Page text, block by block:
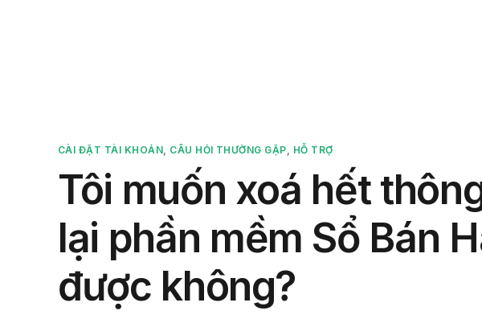
CÀI ĐẶT TÀI KHOẢN, CÂU HỎI THƯỜNG GẶP, HỖ TRỢ
Tôi muốn xoá hết
lại phần mềm Sổ Bán
được không?